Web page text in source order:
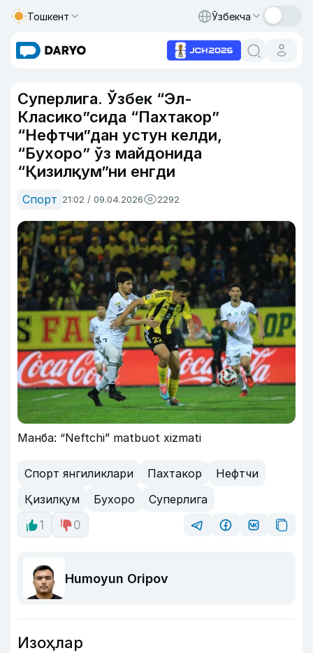
Тошкент Ўзбекча
Суперлига. Ўзбек “Эл-
Класико”сида “Пахтакор”
“Нефтчи”дан устун келди,
“Бухоро” ўз майдонида
“Қизилқум”ни енгди
Спорт 21:02 / 09.04.2026 2292
Манба: “Neftchi” matbuot xizmati
Спорт янгиликлари Пахтакор
Нефтчи
Қизилқум
Бухоро
Суперлига
1
0
Humoyun Oripov
Изоҳлар